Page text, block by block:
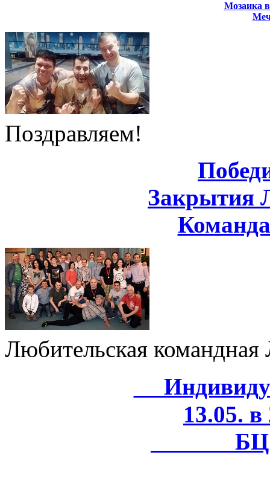
Мозаика в
Поздравляем!
Закрытия
Любительская
13.05.
БЦ